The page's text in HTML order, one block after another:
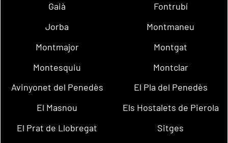
Gaià
Fontrubí
Jorba
Montmaneu
Montmajor
Montgat
Montesquiu
Montclar
Avinyonet del Penedès
El Pla del Penedès
El Masnou
Els Hostalets de Pierola
El Prat de Llobregat
Sitges